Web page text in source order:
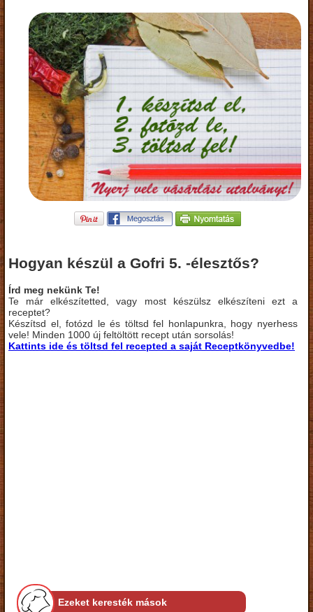
Hogyan készül a Gofri 5. -élesztős?
Írd meg nekünk Te!
Te már elkészítetted, vagy most készülsz elkészíteni ezt a
receptet?
Készítsd el, fotózd le és töltsd fel honlapunkra, hogy nyerhess
vele! Minden 1000 új feltöltött recept után sorsolás!
Kattints ide és töltsd fel recepted a saját Receptkönyvedbe!
Ezeket keresték mások